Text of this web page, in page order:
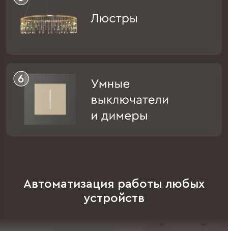
Автоматизация работы любых
устройств